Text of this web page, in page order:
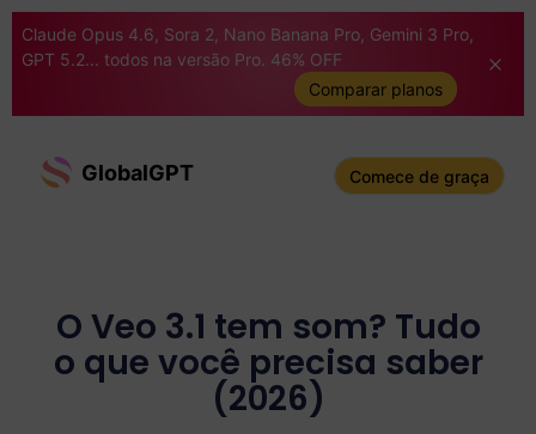
Claude Opus 4.6, Sora 2, Nano Banana Pro, Gemini 3 Pro,
GPT 5.2... todos na versão Pro. 46% OFF
Comparar planos
GlobalGPT Comece de graça
O Veo 3.1 tem som? Tudo
o que você precisa saber
(2026)